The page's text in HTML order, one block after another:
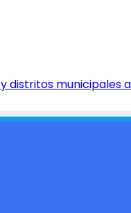
distritos municipales